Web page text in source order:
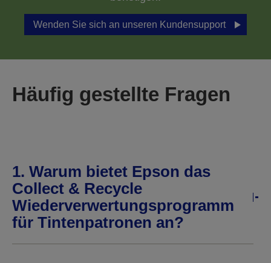
Wenden Sie sich an unseren Kundensupport
Häufig gestellte Fragen
1. Warum bietet Epson das
Collect & Recycle
Wiederverwertungsprogramm
für Tintenpatronen an?